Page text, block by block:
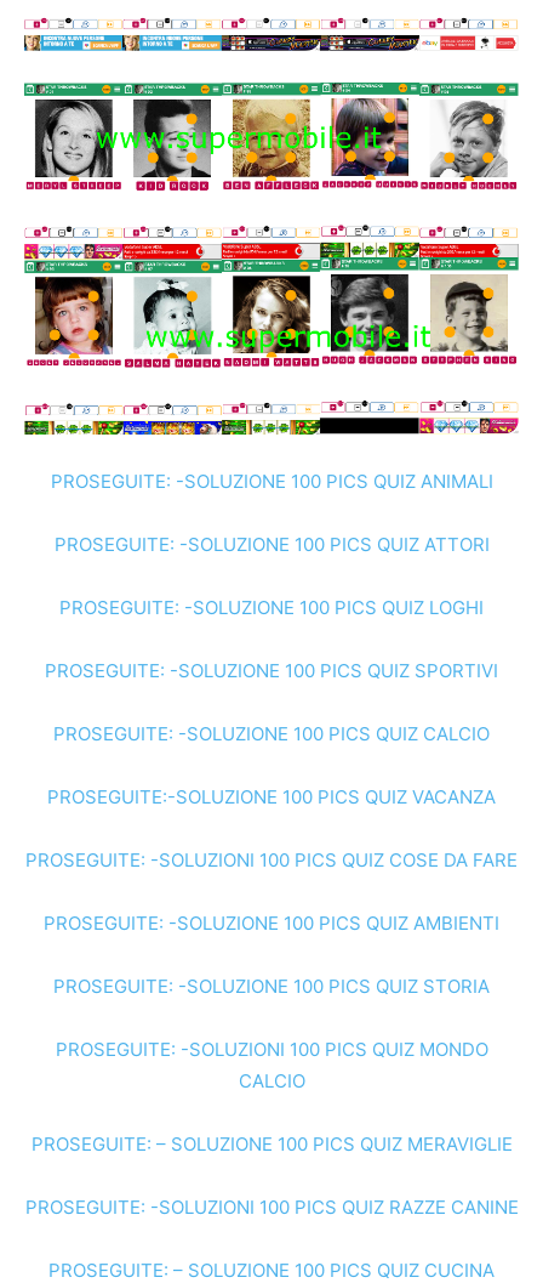
PROSEGUITE: -SOLUZIONE 100 PICS QUIZ ANIMALI
PROSEGUITE: -SOLUZIONE 100 PICS QUIZ ATTORI
PROSEGUITE: -SOLUZIONE 100 PICS QUIZ LOGHI
PROSEGUITE: -SOLUZIONE 100 PICS QUIZ SPORTIVI
PROSEGUITE: -SOLUZIONE 100 PICS QUIZ CALCIO
PROSEGUITE:-SOLUZIONE 100 PICS QUIZ VACANZA
PROSEGUITE: -SOLUZIONI 100 PICS QUIZ COSE DA FARE
PROSEGUITE: -SOLUZIONE 100 PICS QUIZ AMBIENTI
PROSEGUITE: -SOLUZIONE 100 PICS QUIZ STORIA
PROSEGUITE: -SOLUZIONI 100 PICS QUIZ MONDO
CALCIO
PROSEGUITE: – SOLUZIONE 100 PICS QUIZ MERAVIGLIE
PROSEGUITE: -SOLUZIONI 100 PICS QUIZ RAZZE CANINE
PROSEGUITE: – SOLUZIONE 100 PICS QUIZ CUCINA